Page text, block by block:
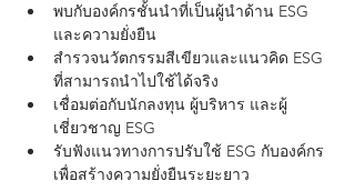
พบกับองค์กรชั้นนำที่เป็นผู้นำด้าน ESG
และความยั่งยืน
สำรวจนวัตกรรมสีเขียวและแนวคิด ESG
ที่สามารถนำไปใช้ได้จริง
เชื่อมต่อกับนักลงทุน ผู้บริหาร และผู้
เชี่ยวชาญ ESG
รับฟังแนวทางการปรับใช้ ESG กับองค์กร
เพื่อสร้างความยั่งยืนระยะยาว